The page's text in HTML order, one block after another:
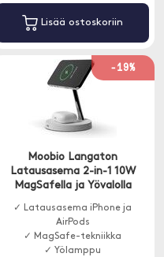
Lisää ostoskoriin
-19%
Moobio Langaton
Latausasema 2-in-1 10W
MagSafella ja Yövalolla
✓ Latausasema iPhone ja
AirPods
✓ MagSafe-tekniikka
✓ Yölamppu